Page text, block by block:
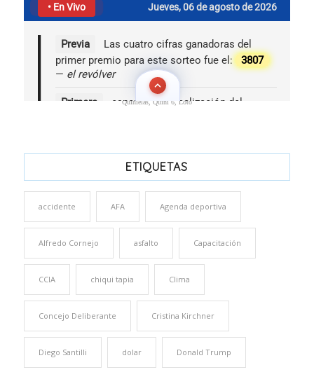
Quinielas, Quini 6, Loto
ETIQUETAS
accidente AFA Agenda deportiva
Alfredo Cornejo asfalto Capacitación
CCIA chiqui tapia Clima
Concejo Deliberante Cristina Kirchner
Diego Santilli dolar Donald Trump